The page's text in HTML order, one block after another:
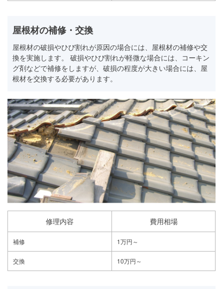
屋根材の補修・交換
屋根材の破損やひび割れが原因の場合には、屋根材の補修や交
換を実施します。 破損やひび割れが軽微な場合には、コーキン
グ剤などで補修をしますが、破損の程度が大きい場合には、屋
根材を交換する必要があります。
修理内容 費用相場
補修 1万円～
交換 10万円～